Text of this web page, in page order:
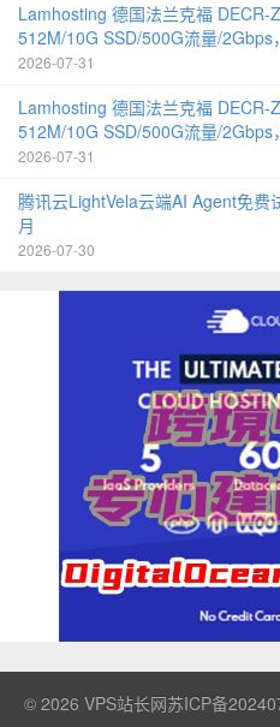
Lamhosting 德国法兰克福 DECR-
512M/10G SSD/500G流量/2Gbps
2026-07-31
Lamhosting 德国法兰克福 DECR-
512M/10G SSD/500G流量/2Gbps
2026-07-31
腾讯云LightVela云端AI Agent免
月
2026-07-30
© 2026 VPS站长网苏ICP备